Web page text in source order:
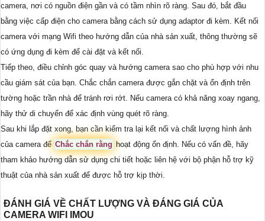
camera, nơi có nguồn điện gần và có tầm nhìn rõ ràng. Sau đó, bắt đầu
bằng việc cấp điện cho camera bằng cách sử dụng adaptor đi kèm. Kết nối
camera với mạng Wifi theo hướng dẫn của nhà sản xuất, thông thường sẽ
có ứng dụng đi kèm để cài đặt và kết nối.
Tiếp theo, điều chỉnh góc quay và hướng camera sao cho phù hợp với nhu
cầu giám sát của bạn. Chắc chắn camera được gắn chặt và ổn định trên
tường hoặc trần nhà để tránh rơi rớt. Nếu camera có khả năng xoay ngang,
hãy thử di chuyển để xác định vùng quét rõ ràng.
Sau khi lắp đặt xong, bạn cần kiểm tra lại kết nối và chất lượng hình ảnh
của camera để Chắc chắn rằng hoạt động ổn định. Nếu có vấn đề, hãy
tham khảo hướng dẫn sử dụng chi tiết hoặc liên hệ với bộ phận hỗ trợ kỹ
thuật của nhà sản xuất để được hỗ trợ kịp thời.
ĐÁNH GIÁ VỀ CHẤT LƯỢNG VÀ ĐÁNG GIÁ CỦA
CAMERA WIFI IMOU